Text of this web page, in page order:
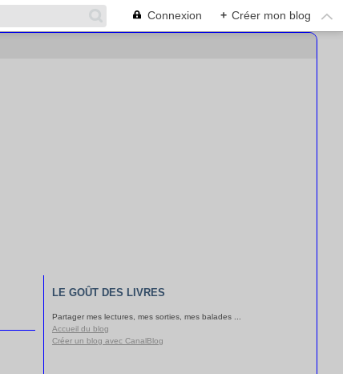
Connexion + Créer mon blog
LE GOÛT DES LIVRES
Partager mes lectures, mes sorties, mes balades ...
Accueil du blog
Créer un blog avec CanalBlog